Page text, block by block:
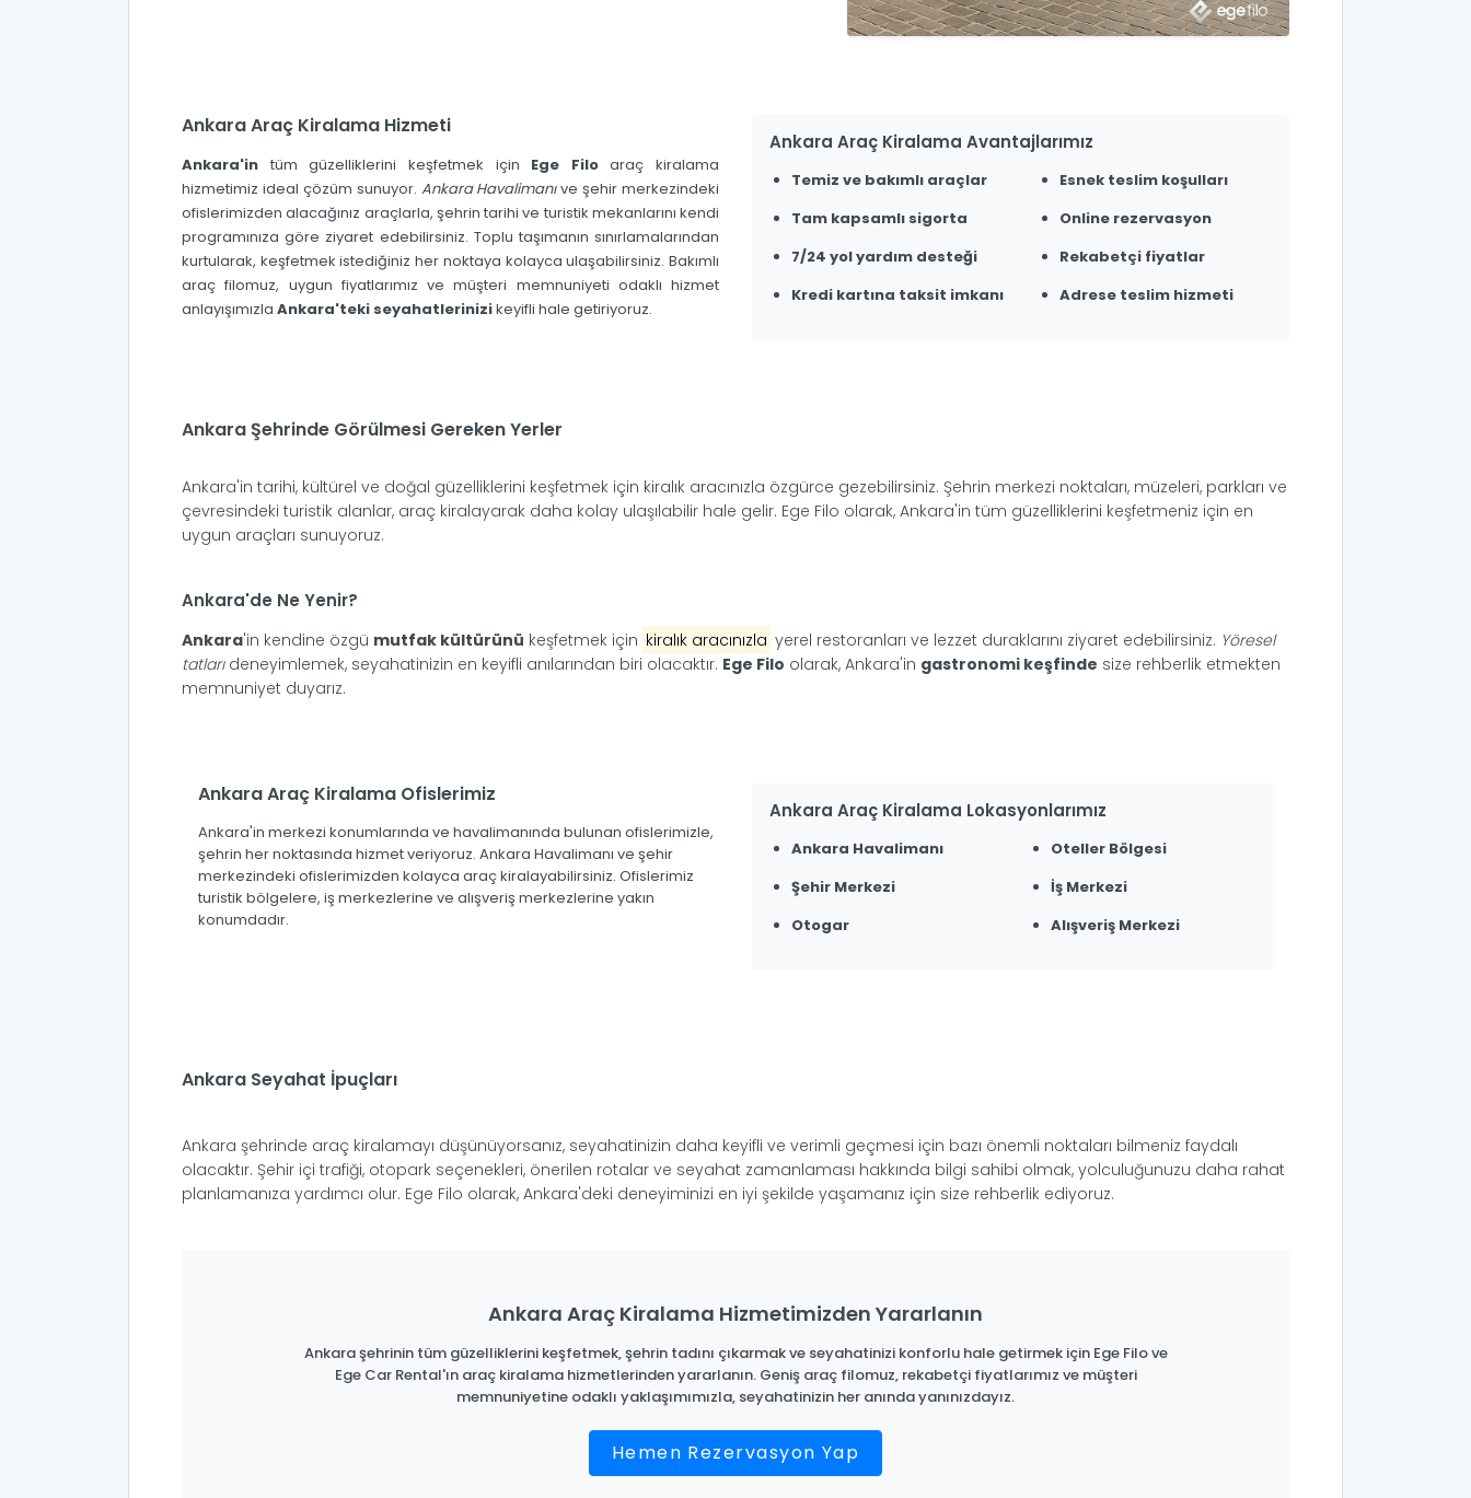
Ankara Araç Kiralama Hizmeti
Ankara'in tüm güzelliklerini keşfetmek için Ege Filoaraç kiralama
hizmetimiz ideal çözüm sunuyor. Ankara Havalimanıve şehir merkezindeki
ofislerimizden alacağınız araçlarla, şehrin tarihi ve turistik mekanlarını kendi
programınıza göre ziyaret edebilirsiniz. Toplu taşımanın sınırlamalarından
kurtularak, keşfetmek istediğiniz her noktaya kolayca ulaşabilirsiniz. Bakımlı
araç filomuz, uygun fiyatlarımız ve müşteri memnuniyeti odaklı hizmet
anlayışımızla Ankara'teki seyahatlerinizikeyifli hale getiriyoruz.
Ankara Araç Kiralama Avantajlarımız
Temiz ve bakımlı araçlar
Tam kapsamlı sigorta
7/24 yol yardım desteği
Kredi kartına taksit imkanı
Esnek teslim koşulları
Online rezervasyon
Rekabetçi fiyatlar
Adrese teslim hizmeti
Ankara Şehrinde Görülmesi Gereken Yerler
Ankara'in tarihi, kültürel ve doğal güzelliklerini keşfetmek için kiralık aracınızla özgürce gezebilirsiniz. Şehrin merkezi noktaları, müzeleri, parkları ve
çevresindeki turistik alanlar, araç kiralayarak daha kolay ulaşılabilir hale gelir. Ege Filo olarak, Ankara'in tüm güzelliklerini keşfetmeniz için en
uygun araçları sunuyoruz.
Ankara'de Ne Yenir?
Ankara'in kendine özgü mutfak kültürünü keşfetmek için kiralık aracınızla yerel restoranları ve lezzet duraklarını ziyaret edebilirsiniz. Yöresel
tatlarıdeneyimlemek, seyahatinizin en keyifli anılarından biri olacaktır. Ege Filo olarak, Ankara'in gastronomi keşfinde size rehberlik etmekten
memnuniyet duyarız.
Ankara Araç Kiralama Ofislerimiz
Ankara'in merkezi konumlarında ve havalimanında bulunan ofislerimizle,
şehrin her noktasında hizmet veriyoruz. Ankara Havalimanı ve şehir
merkezindeki ofislerimizden kolayca araç kiralayabilirsiniz. Ofislerimiz
turistik bölgelere, iş merkezlerine ve alışveriş merkezlerine yakın
konumdadır.
Ankara Araç Kiralama Lokasyonlarımız
Ankara Havalimanı
Şehir Merkezi
Otogar
Oteller Bölgesi
İş Merkezi
Alışveriş Merkezi
Ankara Seyahat İpuçları
Ankara şehrinde araç kiralamayı düşünüyorsanız, seyahatinizin daha keyifli ve verimli geçmesi için bazı önemli noktaları bilmeniz faydalı
olacaktır. Şehir içi trafiği, otopark seçenekleri, önerilen rotalar ve seyahat zamanlaması hakkında bilgi sahibi olmak, yolculuğunuzu daha rahat
planlamanıza yardımcı olur. Ege Filo olarak, Ankara'deki deneyiminizi en iyi şekilde yaşamanız için size rehberlik ediyoruz.
Ankara Araç Kiralama Hizmetimizden Yararlanın
Ankara şehrinin tüm güzelliklerini keşfetmek, şehrin tadını çıkarmak ve seyahatinizi konforlu hale getirmek için Ege Filo ve
Ege Car Rental'ın araç kiralama hizmetlerinden yararlanın. Geniş araç filomuz, rekabetçi fiyatlarımız ve müşteri
memnuniyetine odaklı yaklaşımımızla, seyahatinizin her anında yanınızdayız.
Hemen Rezervasyon Yap